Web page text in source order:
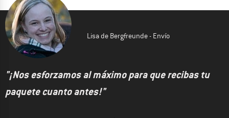
Lisa de Bergfreunde - Envío
"¡Nos esforzamos al máximo para que recibas tu
paquete cuanto antes!"